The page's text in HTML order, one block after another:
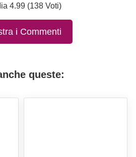
4.99 (138 Voti)
i Commenti
queste: